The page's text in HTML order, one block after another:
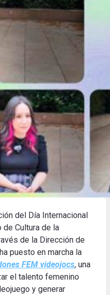
del Día Internacional
de Cultura de la
de la Dirección de
puesto en marcha la
FEM videojocs, una
el talento femenino
y generar